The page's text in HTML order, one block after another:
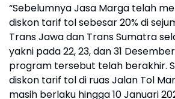
“Sebelumnya Jasa Marga telah
diskon tarif tol sebesar 20% di
Trans Jawa dan Trans Sumatra
yakni pada 22, 23, dan 31
program tersebut telah berakhir.
diskon tarif tol di ruas Jalan Tol
masih berlaku hingga 10 Januari